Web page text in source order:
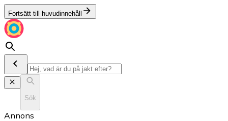
Fortsätt till huvudinnehåll
Sök
Annons